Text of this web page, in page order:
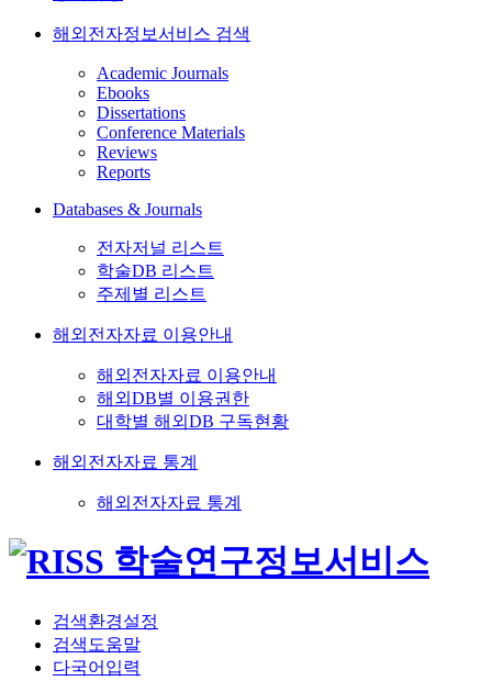
해외전자정보서비스 검색
Academic Journals
Ebooks
Dissertations
Conference Materials
Reviews
Reports
Databases & Journals
전자저널 리스트
학술DB 리스트
주제별 리스트
해외전자자료 이용안내
해외전자자료 이용안내
해외DB별 이용권한
대학별 해외DB 구독현황
해외전자자료 통계
해외전자자료 통계
검색환경설정
검색도움말
다국어입력